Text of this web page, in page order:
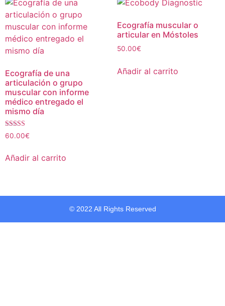
Ecografía de una
articulación o grupo
muscular con informe
médico entregado el
mismo día
Valorado con
5.00
60.00€
Añadir al carrito
Ecografía muscular o
articular en Móstoles
50.00€
Añadir al carrito
© 2022 All Rights Reserved